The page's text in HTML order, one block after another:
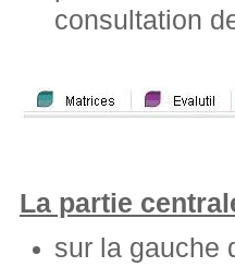
consultation
La partie
sur la gauche